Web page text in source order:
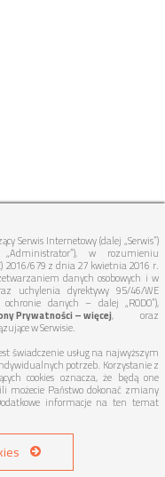
Serwis Internetowy (dalej „Serwis”)
w rozumieniu
2016/679 z dnia 27 kwietnia 2016 r.
danych osobowych i w
uchylenia dyrektywy 95/46/WE
danych – dalej „RODO”),
Prywatności – więcej, oraz
w Serwisie.
świadczenie usług na najwyższym
potrzeb. Korzystanie z
cookies oznacza, że będą one
możecie Państwo dokonać zmiany
informacje na ten temat